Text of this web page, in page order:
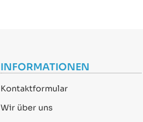
INFORMATIONEN
Kontaktformular
Wir über uns